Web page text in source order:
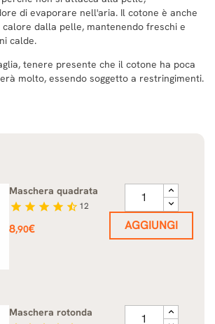
di evaporare nell'aria. Il cotone è anche
dalla pelle, mantenendo freschi e
calde.
tenere presente che il cotone ha poca
molto, essendo soggetto a restringimenti.
Maschera quadrata
star star star star star_half 12
Prezzo
8,90€ AGGIUNGI
Maschera rotonda